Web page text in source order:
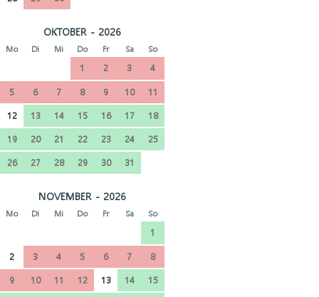
OKTOBER - 2026
Mo Di Mi Do Fr Sa So
1 2 3
4
5
6 7 8 9 10
11
12
13 14 15 16 17
18
19
20 21 22 23 24
25
26
27 28 29 30 31
NOVEMBER - 2026
Mo Di Mi Do Fr Sa So
1
2
3 4 5 6 7
8
9
10 11 12 13 14
15